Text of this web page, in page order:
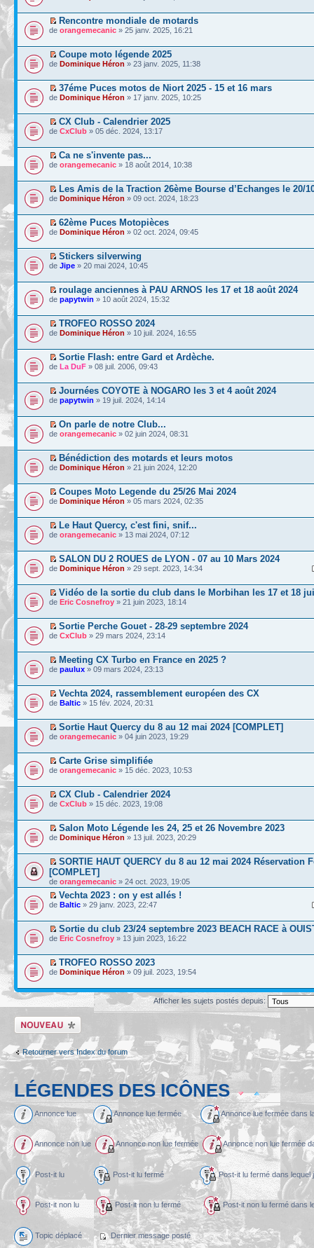
Rencontre mondiale de motards
de orangemecanic » 25 janv. 2025, 16:21
Coupe moto légende 2025
de Dominique Héron » 23 janv. 2025, 11:38
37éme Puces motos de Niort 2025 - 15 et 16 mars
de Dominique Héron » 17 janv. 2025, 10:25
CX Club - Calendrier 2025
de CxClub » 05 déc. 2024, 13:17
Ca ne s'invente pas...
de orangemecanic » 18 août 2014, 10:38
Les Amis de la Traction 26ème Bourse d’Echanges le 20/
de Dominique Héron » 09 oct. 2024, 18:23
62ème Puces Motopièces
de Dominique Héron » 02 oct. 2024, 09:45
Stickers silverwing
de Jipe » 20 mai 2024, 10:45
roulage anciennes à PAU ARNOS les 17 et 18 août 2024
de papytwin » 10 août 2024, 15:32
TROFEO ROSSO 2024
de Dominique Héron » 10 juil. 2024, 16:55
Sortie Flash: entre Gard et Ardèche.
de La DuF » 08 juil. 2006, 09:43
Journées COYOTE à NOGARO les 3 et 4 août 2024
de papytwin » 19 juil. 2024, 14:14
On parle de notre Club...
de orangemecanic » 02 juin 2024, 08:31
Bénédiction des motards et leurs motos
de Dominique Héron » 21 juin 2024, 12:20
Coupes Moto Legende du 25/26 Mai 2024
de Dominique Héron » 05 mars 2024, 02:35
Le Haut Quercy, c'est fini, snif...
de orangemecanic » 13 mai 2024, 07:12
SALON DU 2 ROUES de LYON - 07 au 10 Mars 2024
de Dominique Héron » 29 sept. 2023, 14:34
Vidéo de la sortie du club dans le Morbihan les 17 et 18
de Eric Cosnefroy » 21 juin 2023, 18:14
Sortie Perche Gouet - 28-29 septembre 2024
de CxClub » 29 mars 2024, 23:14
Meeting CX Turbo en France en 2025 ?
de paulux » 09 mars 2024, 23:13
Vechta 2024, rassemblement européen des CX
de Baltic » 15 fév. 2024, 20:31
Sortie Haut Quercy du 8 au 12 mai 2024 [COMPLET]
de orangemecanic » 04 juin 2023, 19:29
Carte Grise simplifiée
de orangemecanic » 15 déc. 2023, 10:53
CX Club - Calendrier 2024
de CxClub » 15 déc. 2023, 19:08
Salon Moto Légende les 24, 25 et 26 Novembre 2023
de Dominique Héron » 13 juil. 2023, 20:29
SORTIE HAUT QUERCY du 8 au 12 mai 2024 Réservation
[COMPLET]
de orangemecanic » 24 oct. 2023, 19:05
Vechta 2023 : on y est allés !
de Baltic » 29 janv. 2023, 22:47
Sortie du club 23/24 septembre 2023 BEACH RACE à
de Eric Cosnefroy » 13 juin 2023, 16:22
TROFEO ROSSO 2023
de Dominique Héron » 09 juil. 2023, 19:54
Afficher les sujets postés depuis:
Écrire un nouveau
sujet
Retourner vers Index du forum
LÉGENDES DES ICÔNES
Annonce lue Annonce lue fermée Annonce lue fermée
Annonce non lue Annonce non lue fermée Annonce non lue fermée
Post-it lu Post-it lu fermé Post-it lu fermé dans
Post-it non lu Post-it non lu fermé Post-it non lu fermé
Topic déplacé Dernier message posté